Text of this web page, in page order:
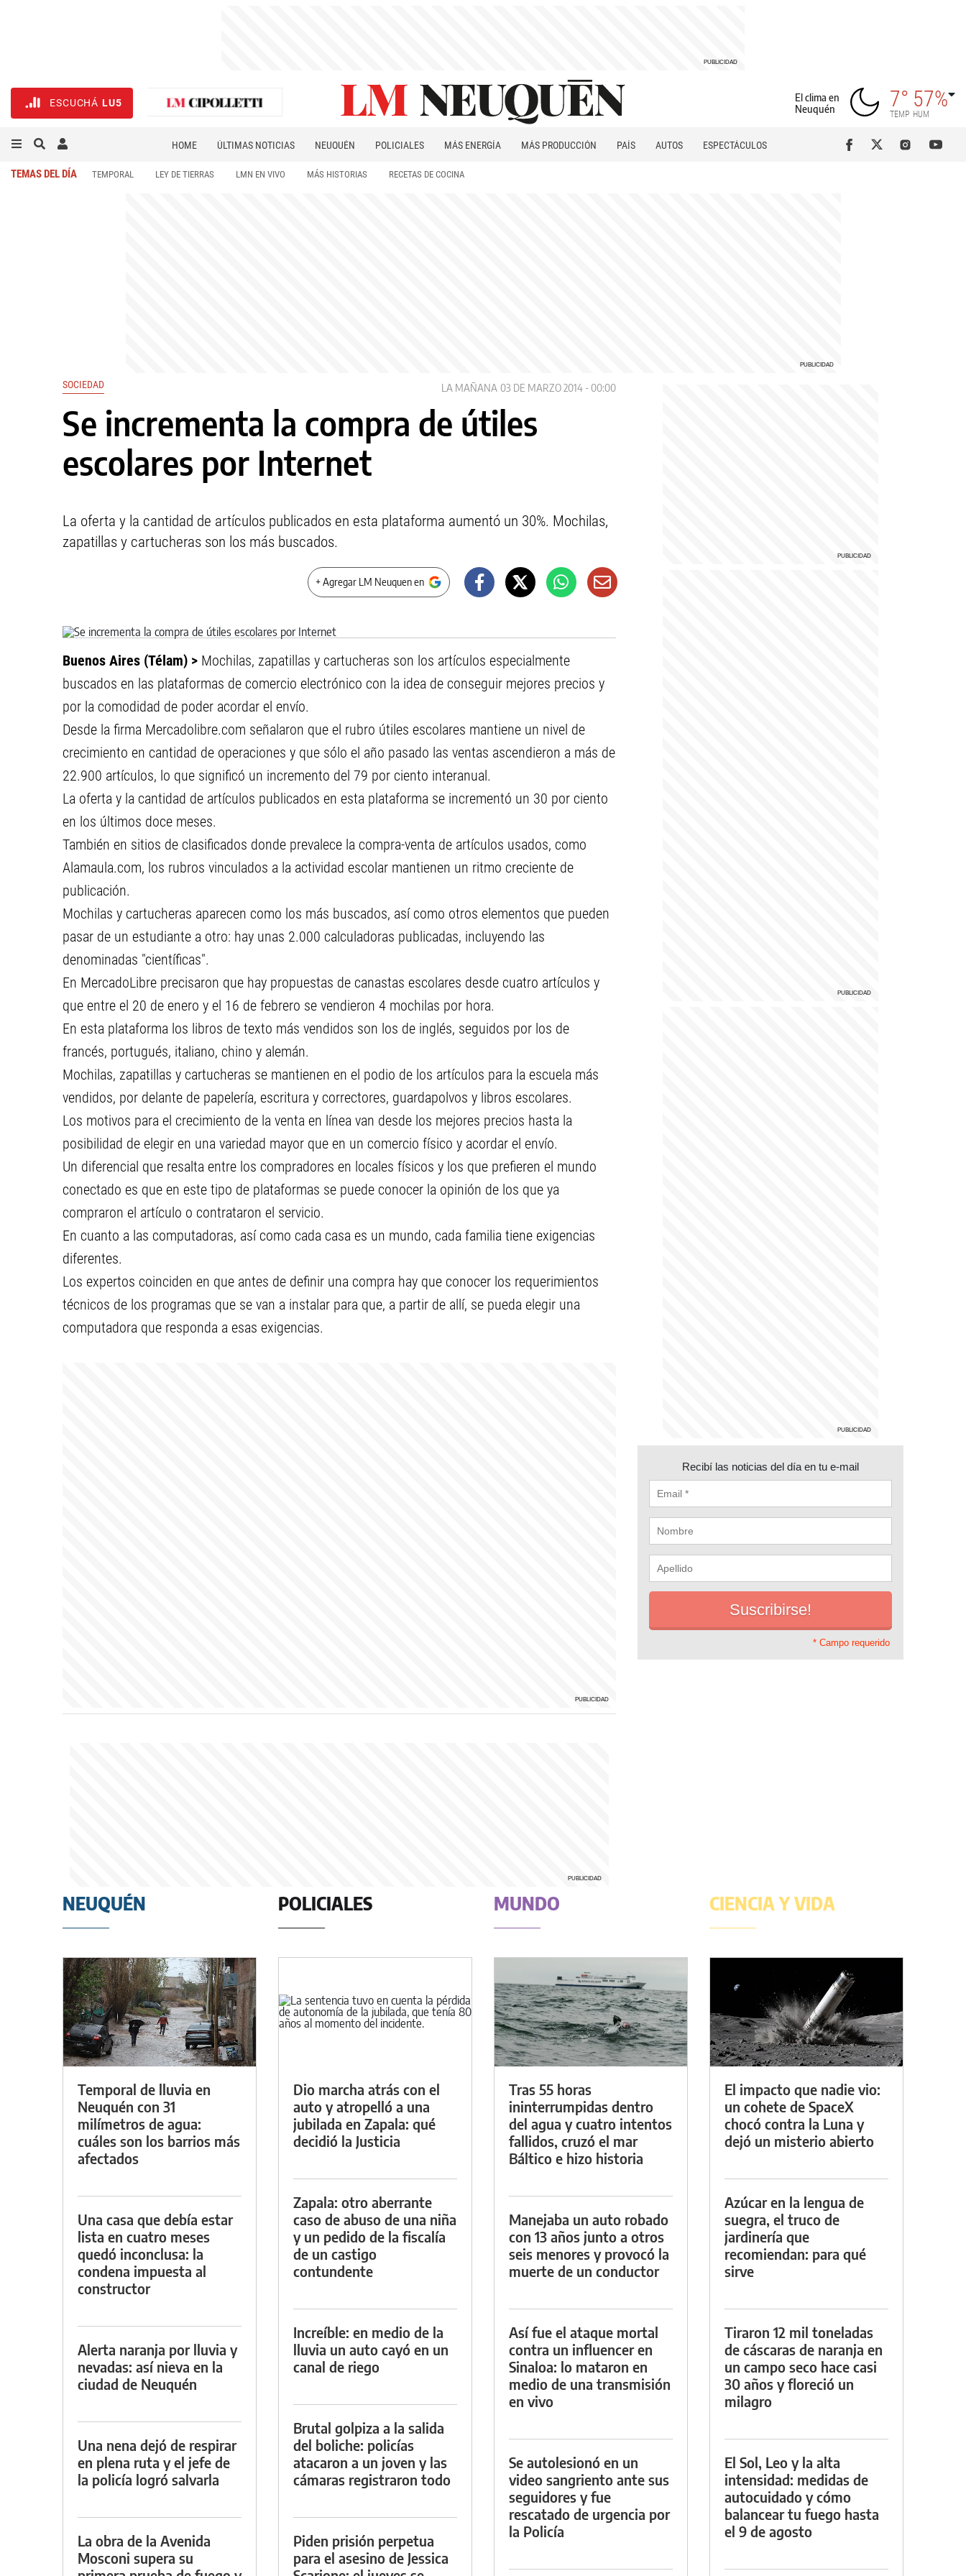
ESCUCHÁ LU5
El clima en
Neuquén
7°
TEMP
57%
HUM
HOME ÚLTIMAS NOTICIAS NEUQUÉN POLICIALES MÁS ENERGÍA MÁS PRODUCCIÓN PAÍS AUTOS
ESPECTÁCULOS
TEMAS DEL DÍA TEMPORAL LEY DE TIERRAS LMN EN VIVO MÁS HISTORIAS RECETAS DE COCINA
SOCIEDAD LA MAÑANA 03 DE MARZO 2014 - 00:00
Se incrementa la compra de útiles
escolares por Internet
La oferta y la cantidad de artículos publicados en esta plataforma aumentó un 30%. Mochilas,
zapatillas y cartucheras son los más buscados.
+ Agregar LM Neuquen en
Buenos Aires (Télam) > Mochilas, zapatillas y cartucheras son los artículos especialmente
buscados en las plataformas de comercio electrónico con la idea de conseguir mejores precios y
por la comodidad de poder acordar el envío.
Desde la firma Mercadolibre.com señalaron que el rubro útiles escolares mantiene un nivel de
crecimiento en cantidad de operaciones y que sólo el año pasado las ventas ascendieron a más de
22.900 artículos, lo que significó un incremento del 79 por ciento interanual.
La oferta y la cantidad de artículos publicados en esta plataforma se incrementó un 30 por ciento
en los últimos doce meses.
También en sitios de clasificados donde prevalece la compra-venta de artículos usados, como
Alamaula.com, los rubros vinculados a la actividad escolar mantienen un ritmo creciente de
publicación.
Mochilas y cartucheras aparecen como los más buscados, así como otros elementos que pueden
pasar de un estudiante a otro: hay unas 2.000 calculadoras publicadas, incluyendo las
denominadas "científicas".
En MercadoLibre precisaron que hay propuestas de canastas escolares desde cuatro artículos y
que entre el 20 de enero y el 16 de febrero se vendieron 4 mochilas por hora.
En esta plataforma los libros de texto más vendidos son los de inglés, seguidos por los de
francés, portugués, italiano, chino y alemán.
Mochilas, zapatillas y cartucheras se mantienen en el podio de los artículos para la escuela más
vendidos, por delante de papelería, escritura y correctores, guardapolvos y libros escolares.
Los motivos para el crecimiento de la venta en línea van desde los mejores precios hasta la
posibilidad de elegir en una variedad mayor que en un comercio físico y acordar el envío.
Un diferencial que resalta entre los compradores en locales físicos y los que prefieren el mundo
conectado es que en este tipo de plataformas se puede conocer la opinión de los que ya
compraron el artículo o contrataron el servicio.
En cuanto a las computadoras, así como cada casa es un mundo, cada familia tiene exigencias
diferentes.
Los expertos coinciden en que antes de definir una compra hay que conocer los requerimientos
técnicos de los programas que se van a instalar para que, a partir de allí, se pueda elegir una
computadora que responda a esas exigencias.
Recibí las noticias del día en tu e-mail
* Campo requerido
NEUQUÉN
Temporal de lluvia en
Neuquén con 31
milímetros de agua:
cuáles son los barrios más
afectados
Una casa que debía estar
lista en cuatro meses
quedó inconclusa: la
condena impuesta al
constructor
Alerta naranja por lluvia y
nevadas: así nieva en la
ciudad de Neuquén
Una nena dejó de respirar
en plena ruta y el jefe de
la policía logró salvarla
La obra de la Avenida
Mosconi supera su
POLICIALES
Dio marcha atrás con el
auto y atropelló a una
jubilada en Zapala: qué
decidió la Justicia
Zapala: otro aberrante
caso de abuso de una niña
y un pedido de la fiscalía
de un castigo
contundente
Increíble: en medio de la
lluvia un auto cayó en un
canal de riego
Brutal golpiza a la salida
del boliche: policías
atacaron a un joven y las
cámaras registraron todo
Piden prisión perpetua
para el asesino de Jessica
MUNDO
Tras 55 horas
ininterrumpidas dentro
del agua y cuatro intentos
fallidos, cruzó el mar
Báltico e hizo historia
Manejaba un auto robado
con 13 años junto a otros
seis menores y provocó la
muerte de un conductor
Así fue el ataque mortal
contra un influencer en
Sinaloa: lo mataron en
medio de una transmisión
en vivo
Se autolesionó en un
video sangriento ante sus
seguidores y fue
rescatado de urgencia por
la Policía
CIENCIA Y VIDA
El impacto que nadie vio:
un cohete de SpaceX
chocó contra la Luna y
dejó un misterio abierto
Azúcar en la lengua de
suegra, el truco de
jardinería que
recomiendan: para qué
sirve
Tiraron 12 mil toneladas
de cáscaras de naranja en
un campo seco hace casi
30 años y floreció un
milagro
El Sol, Leo y la alta
intensidad: medidas de
autocuidado y cómo
balancear tu fuego hasta
el 9 de agosto